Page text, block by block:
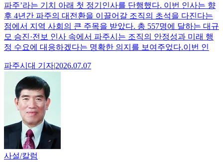
파주’라는 기치 아래 첫 정기인사를 단행했다. 이번 인사는 향
후 4년간 파주의 대전환을 이끌어갈 조직의 초석을 다진다는
점에서 지역 사회의 큰 주목을 받았다. 총 557명에 달하는 대규
모 승진·전보 인사 속에서 파주시는 조직의 안정성과 미래 행
정 수요에 대응하겠다는 명확한 의지를 보여주었다.이번 인
파주시대 기자|2026.07.07
사설/칼럼